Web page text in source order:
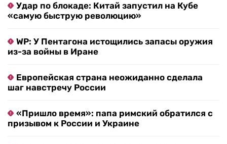
Удар по блокаде: Китай запустил на Кубе
«самую быструю революцию»
WP: У Пентагона истощились запасы оружия
из-за войны в Иране
Европейская страна неожиданно сделала
шаг навстречу России
«Пришло время»: папа римский обратился с
призывом к России и Украине